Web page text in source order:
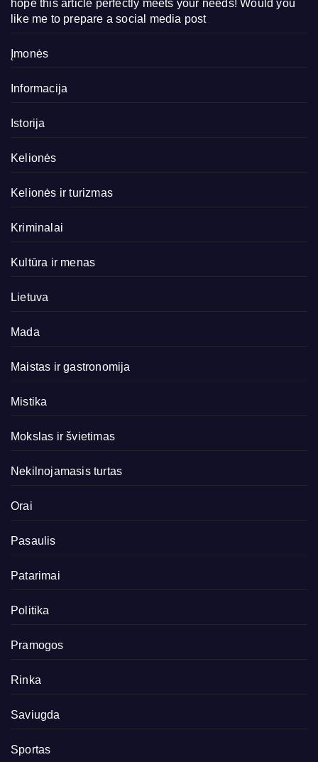
hope this article perfectly meets your needs! Would you
like me to prepare a social media post
Įmonės
Informacija
Istorija
Kelionės
Kelionės ir turizmas
Kriminalai
Kultūra ir menas
Lietuva
Mada
Maistas ir gastronomija
Mistika
Mokslas ir švietimas
Nekilnojamasis turtas
Orai
Pasaulis
Patarimai
Politika
Pramogos
Rinka
Saviugda
Sportas